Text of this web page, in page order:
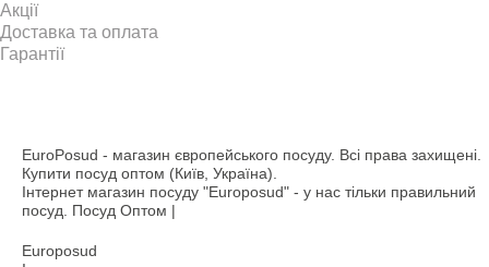
Акції
Доставка та оплата
Гарантії
EuroPosud - магазин європейського посуду. Всі права захищені.
Купити посуд оптом (Київ, Україна).
Інтернет магазин посуду "Europosud" - у нас тільки правильний
посуд. Посуд Оптом |
Europosud